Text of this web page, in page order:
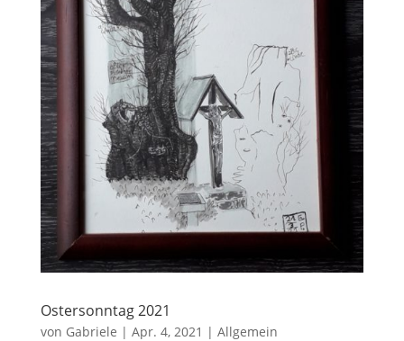
Ostersonntag 2021
von Gabriele | Apr. 4, 2021 | Allgemein